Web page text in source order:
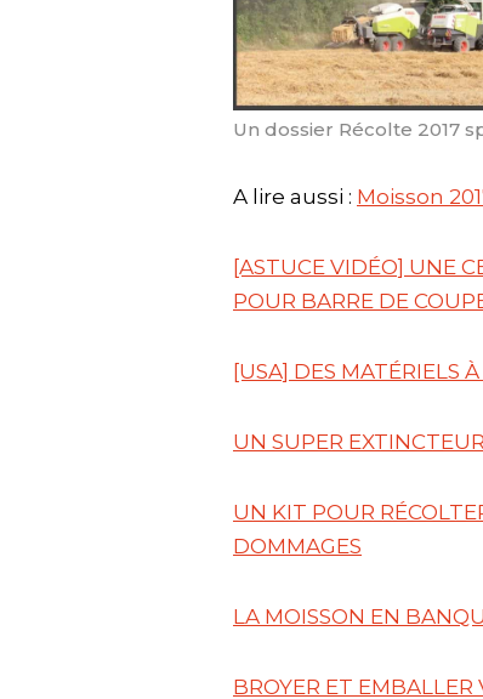
Un dossier Récolte 2017
A lire aussi : Moisson
[ASTUCE VIDÉO] UNE
POUR BARRE DE
[USA] DES MATÉRIELS
UN SUPER
UN KIT POUR
DOMMAGES
LA MOISSON EN
BROYER ET EMBALLER